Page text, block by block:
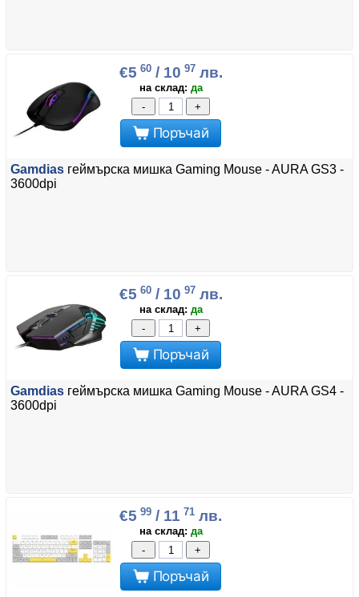
€5 60/ 10 97 лв.
на склад: да
-
+
Поръчай
Gamdias геймърска мишка Gaming Mouse - AURA GS3 -
3600dpi
€5 60/ 10 97 лв.
на склад: да
-
+
Поръчай
Gamdias геймърска мишка Gaming Mouse - AURA GS4 -
3600dpi
€5 99 / 11 71 лв.
на склад: да
-
+
Поръчай